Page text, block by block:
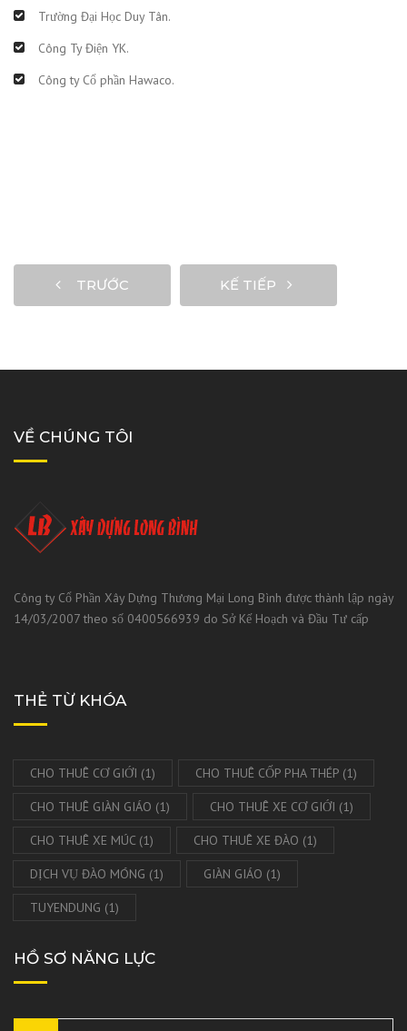
Trường Đại Học Duy Tân.
Công Ty Điện YK.
Công ty Cổ phần Hawaco.
TRƯỚC KẾ TIẾP
VỀ CHÚNG TÔI
Công ty Cổ Phần Xây Dựng Thương Mại Long Bình được thành lập ngày
14/03/2007 theo số 0400566939 do Sở Kế Hoạch và Đầu Tư cấp
THẺ TỪ KHÓA
CHO THUÊ CƠ GIỚI (1) CHO THUÊ CỐP PHA THÉP (1)
CHO THUÊ GIÀN GIÁO (1) CHO THUÊ XE CƠ GIỚI (1)
CHO THUÊ XE MÚC (1) CHO THUÊ XE ĐÀO (1)
DỊCH VỤ ĐÀO MÓNG (1) GIÀN GIÁO (1)
TUYENDUNG (1)
HỒ SƠ NĂNG LỰC